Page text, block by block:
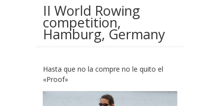
II World Rowing
competition,
Hamburg, Germany
Hasta que no la compre no le quito el
«Proof»